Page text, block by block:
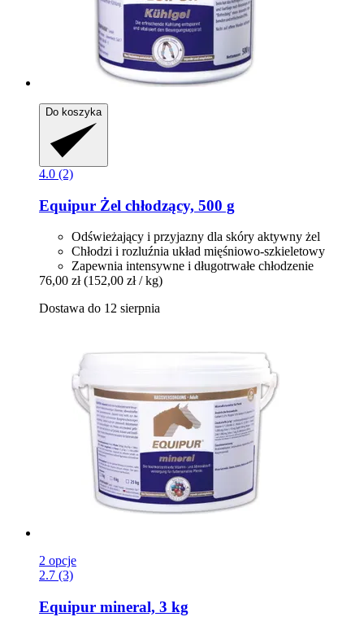
Do koszyka
4.0 (2)
Equipur Żel chłodzący, 500 g
Odświeżający i przyjazny dla skóry aktywny żel
Chłodzi i rozluźnia układ mięśniowo-szkieletowy
Zapewnia intensywne i długotrwałe chłodzenie
76,00 zł (152,00 zł / kg)
Dostawa do 12 sierpnia
2 opcje
2.7 (3)
Equipur mineral, 3 kg